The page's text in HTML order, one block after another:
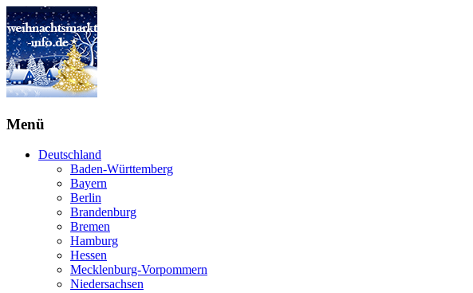
Menü
Deutschland
Baden-Württemberg
Bayern
Berlin
Brandenburg
Bremen
Hamburg
Hessen
Mecklenburg-Vorpommern
Niedersachsen